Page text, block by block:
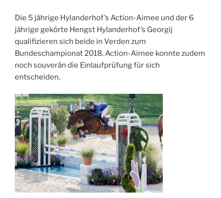
Die 5 jährige Hylanderhof’s Action-Aimee und der 6
jährige gekörte Hengst Hylanderhof’s Georgij
qualifizieren sich beide in Verden zum
Bundeschampionat 2018. Action-Aimee konnte zudem
noch souverän die Einlaufprüfung für sich
entscheiden.